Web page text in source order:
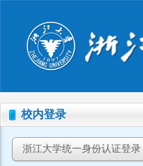
校内登录
浙江大学统一身份认证登录